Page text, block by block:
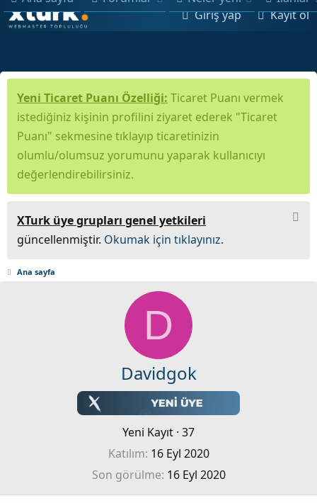
Giriş yap Kayıt ol
Yeni Ticaret Puanı Özelliği: Ticaret Puanı vermek
istediğiniz kişinin profilini ziyaret ederek "Ticaret
Puanı" sekmesine tıklayıp ticaretinizin
olumlu/olumsuz yorumunu yaparak kullanıcıyı
değerlendirebilirsiniz.
XTurk üye grupları genel yetkileri
güncellenmiştir. Okumak için tıklayınız.
Ana sayfa
D
Davidgok
Yeni Kayıt · 37
Katılım 16 Eyl 2020
Son görülme 16 Eyl 2020